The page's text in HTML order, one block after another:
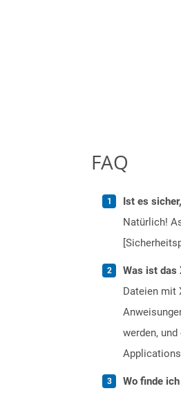
FAQ
Ist es
Natürlich!
Was ist das
Dateien mit
werden,
Wo finde